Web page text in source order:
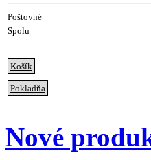
Poštovné
Spolu
Košík
Pokladňa
Nové